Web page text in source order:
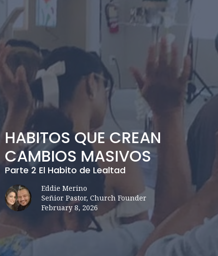
HABITOS QUE CREAN
CAMBIOS MASIVOS
Parte 2 El Habito de Lealtad
Eddie Merino
Señior Pastor, Church Founder
February 8, 2026